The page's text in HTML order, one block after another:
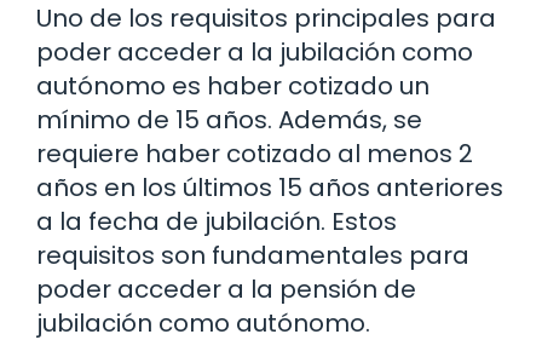
Uno de los requisitos principales para
poder acceder a la jubilación como
autónomo es haber cotizado un
mínimo de 15 años. Además, se
requiere haber cotizado al menos 2
años en los últimos 15 años anteriores
a la fecha de jubilación. Estos
requisitos son fundamentales para
poder acceder a la pensión de
jubilación como autónomo.